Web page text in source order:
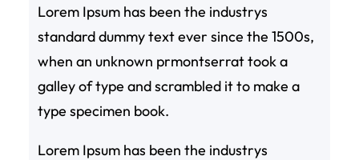
Lorem Ipsum has been the industrys
standard dummy text ever since the 1500s,
when an unknown prmontserrat took a
galley of type and scrambled it to make a
type specimen book.
Lorem Ipsum has been the industrys